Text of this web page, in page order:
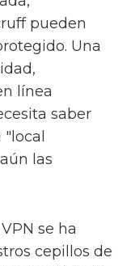
pueden
Una
línea
saber
las
se ha
cepillos de